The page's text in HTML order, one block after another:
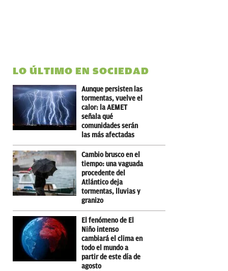
LO ÚLTIMO EN SOCIEDAD
Aunque persisten las
tormentas, vuelve el
calor: la AEMET
señala qué
comunidades serán
las más afectadas
Cambio brusco en el
tiempo: una vaguada
procedente del
Atlántico deja
tormentas, lluvias y
granizo
El fenómeno de El
Niño intenso
cambiará el clima en
todo el mundo a
partir de este día de
agosto